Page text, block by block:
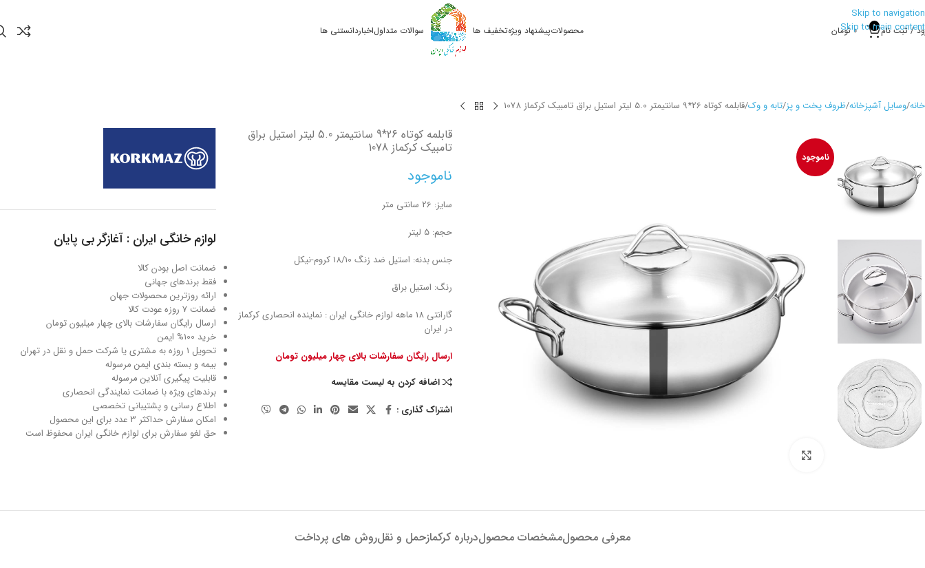
Skip to navigation
Skip to main content
/ ثبت نام 0
0 تومان محصولاتپیشنهاد ویژهتخفیف ها سوالات متداولاخباردانستنی ها
خانه وسایل آشپزخانه ظروف پخت و پز تابه و وک قابلمه کوتاه 26*9 سانتیمتر 5.0 لیتر استیل براق تامبیک کرکماز 1078
ناموجود
قابلمه کوتاه 26*9 سانتیمتر 5.0 لیتر استیل براق
تامبیک کرکماز 1078
ناموجود
سایز: 26 سانتی متر
حجم: 5 لیتر
جنس بدنه: استیل ضد زنگ 18/10 کروم-نیکل
رنگ: استیل براق
گارانتی 18 ماهه لوازم خانگی ایران : نماینده انحصاری کرکماز
در ایران
ارسال رایگان سفارشات بالای چهار میلیون تومان
اضافه کردن به لیست مقایسه
اشتراک گذاری :
لوازم خانگی ایران : آغازگر بی پایان
ضمانت اصل بودن کالا
فقط برندهای جهانی
ارائه روزترین محصولات جهان
ضمانت 7 روزه عودت کالا
ارسال رایگان سفارشات بالای چهار میلیون تومان
خرید 100% ایمن
تحویل ۱ روزه به مشتری یا شرکت حمل و نقل در تهران
بیمه و بسته بندی ایمن مرسوله
قابلیت پیگیری آنلاین مرسوله
برندهای ویژه با ضمانت نمایندگی انحصاری
اطلاع رسانی و پشتیبانی تخصصی
امکان سفارش حداکثر 3 عدد برای این محصول
حق لغو سفارش برای لوازم خانگی ایران محفوظ است
معرفی محصولمشخصات محصولدرباره کرکمازحمل و نقلروش های پرداخت